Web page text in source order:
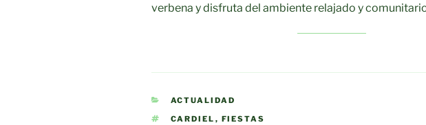
verbena y disfruta del ambiente relajado y
CATEGORÍAS
ACTUALIDAD
ETIQUETAS
CARDIEL , FIESTAS